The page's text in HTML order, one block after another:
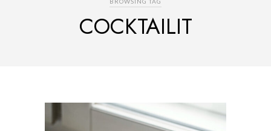
COCKTAILIT